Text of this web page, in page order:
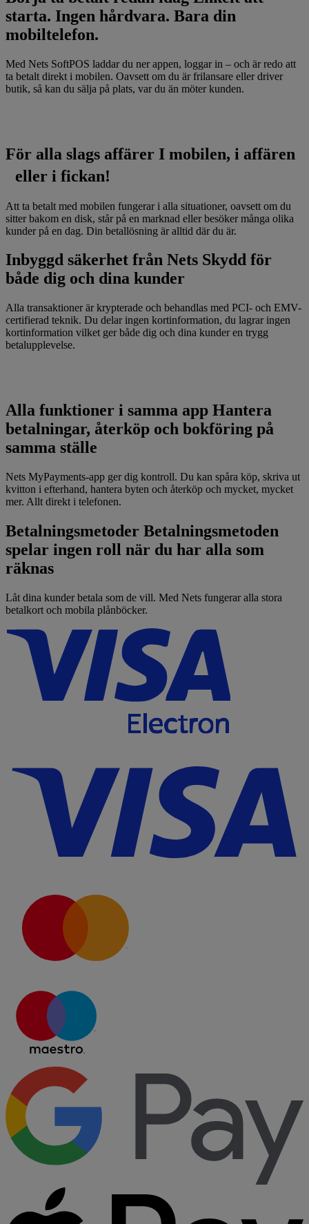
starta. Ingen hårdvara. Bara din
mobiltelefon.
Med Nets SoftPOS laddar du ner appen, loggar in – och är redo att
ta betalt direkt i mobilen. Oavsett om du är frilansare eller driver
butik, så kan du sälja på plats, var du än möter kunden.
För alla slags affärer I mobilen, i affären
eller i fickan!
Att ta betalt med mobilen fungerar i alla situationer, oavsett om du
sitter bakom en disk, står på en marknad eller besöker många olika
kunder på en dag. Din betallösning är alltid där du är.
Inbyggd säkerhet från Nets Skydd för
både dig och dina kunder
Alla transaktioner är krypterade och behandlas med PCI- och EMV-
certifierad teknik. Du delar ingen kortinformation, du lagrar ingen
kortinformation vilket ger både dig och dina kunder en trygg
betalupplevelse.
Alla funktioner i samma app Hantera
betalningar, återköp och bokföring på
samma ställe
Nets MyPayments-app ger dig kontroll. Du kan spåra köp, skriva ut
kvitton i efterhand, hantera byten och återköp och mycket, mycket
mer. Allt direkt i telefonen.
Betalningsmetoder Betalningsmetoden
spelar ingen roll när du har alla som
räknas
Låt dina kunder betala som de vill. Med Nets fungerar alla stora
betalkort och mobila plånböcker.